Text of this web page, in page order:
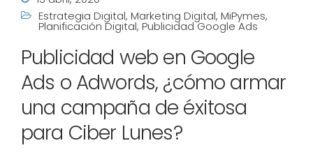
Estrategia Digital, Marketing Digital, MiPymes,
Planificación Digital, Publicidad Google Ads
Publicidad web en Google
Ads o Adwords, ¿cómo armar
una campaña de éxitosa
para Ciber Lunes?